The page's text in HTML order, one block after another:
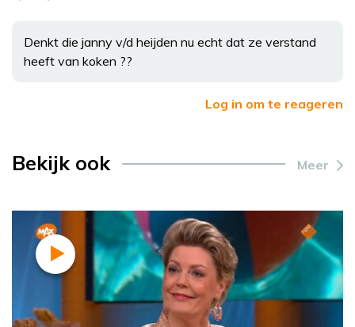
Denkt die janny v/d heijden nu echt dat ze verstand
heeft van koken ??
Log in om te reageren
Bekijk ook Meer